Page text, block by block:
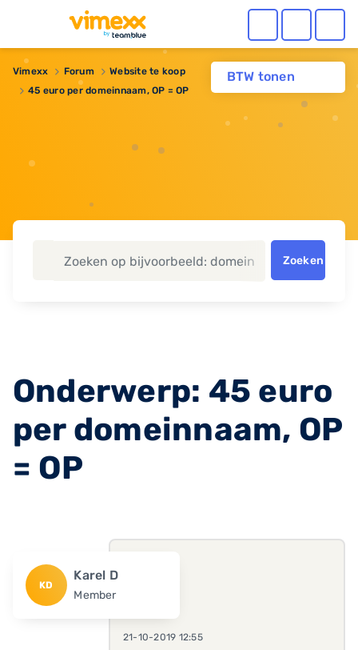
BTW tonen
Vimexx Forum
Website te koop
45 euro per domeinnaam, OP = OP
Zoeken
Onderwerp: 45 euro
per domeinnaam, OP
= OP
KD
Karel D
Member
21-10-2019 12:55